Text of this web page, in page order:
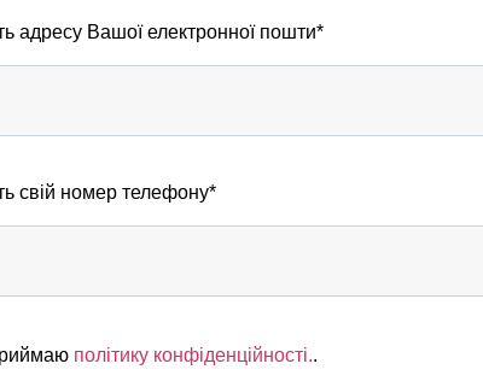
адресу Вашої електронної пошти*
свій номер телефону*
політику конфіденційності..